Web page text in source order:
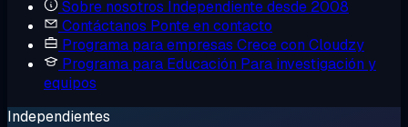
Sobre nosotros Independiente desde 2008
Contáctanos Ponte en contacto
Programa para empresas Crece con Cloudzy
Programa para Educación Para investigación y
equipos
Independientes